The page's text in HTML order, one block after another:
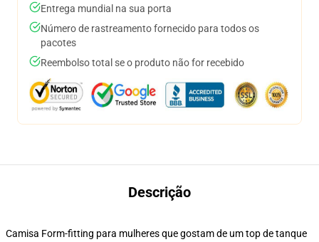
Entrega mundial na sua porta
Número de rastreamento fornecido para todos os
pacotes
Reembolso total se o produto não for recebido
Descrição
Camisa Form-fitting para mulheres que gostam de um top de tanque